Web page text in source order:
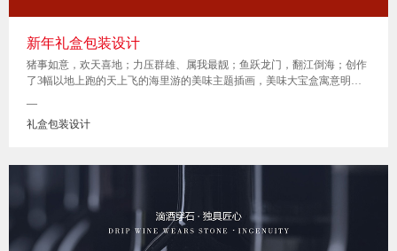
新年礼盒包装设计
猪事如意，欢天喜地；力压群雄、属我最靓；鱼跃龙门，翻江倒海；创作
了3幅以地上跑的天上飞的海里游的美味主题插画，美味大宝盒寓意明
—
礼盒包装设计